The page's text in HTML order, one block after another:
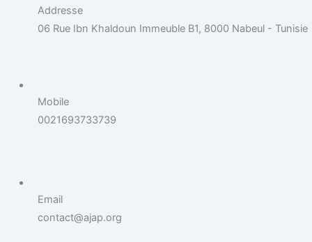
Addresse
06 Rue Ibn Khaldoun Immeuble B1, 8000 Nabeul - Tunisie
Mobile
0021693733739
Email
contact@ajap.org